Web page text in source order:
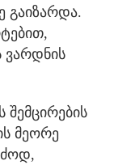
გაიზარდა.
ვარდნის
შემცირების
მეორე